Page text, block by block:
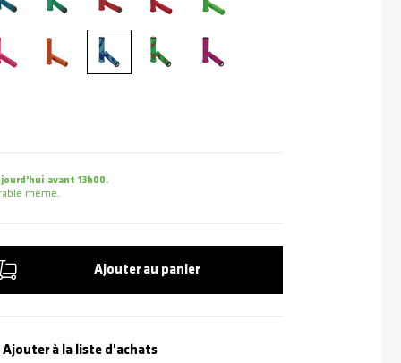
avant 13h00.
même.
Ajouter au panier
Ajouter à la liste d'achats